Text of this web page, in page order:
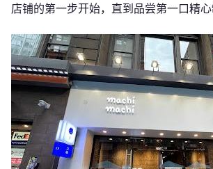
店铺的第一步开始，直到品尝第一口精心